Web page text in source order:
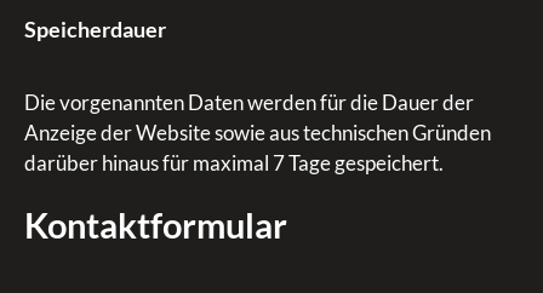
Speicherdauer
Die vorgenannten Daten werden für die Dauer der
Anzeige der Website sowie aus technischen Gründen
darüber hinaus für maximal 7 Tage gespeichert.
Kontaktformular